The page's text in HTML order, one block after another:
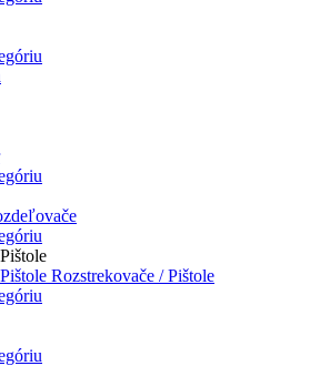
Rozstrekovače / Pištole